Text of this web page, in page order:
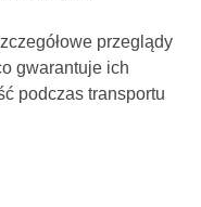
przeglądy
gwarantuje ich
podczas transportu